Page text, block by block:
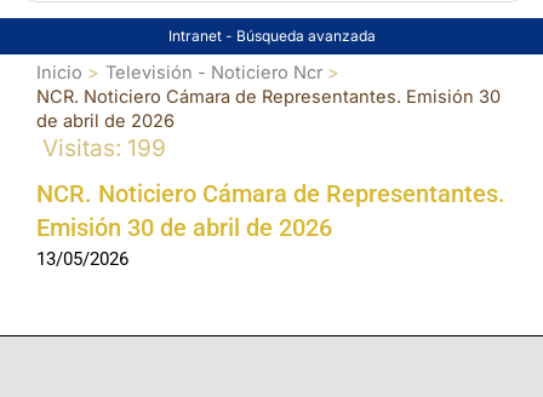
Intranet - Búsqueda avanzada
Inicio
Televisión - Noticiero Ncr
NCR. Noticiero Cámara de Representantes. Emisión 30
de abril de 2026
Visitas: 199
NCR. Noticiero Cámara de Representantes.
Emisión 30 de abril de 2026
13/05/2026